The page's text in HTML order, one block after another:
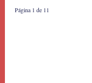
Página 1 de 1 1